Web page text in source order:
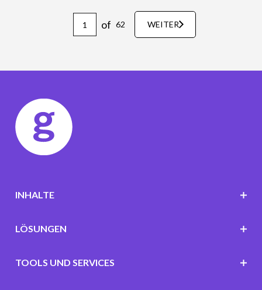
of 62 WEITER
INHALTE
LÖSUNGEN
TOOLS UND SERVICES